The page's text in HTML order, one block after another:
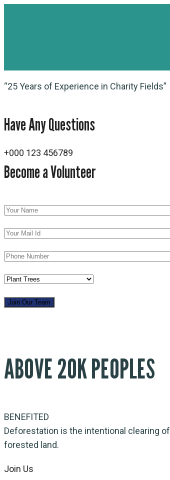
“25 Years of Experience in Charity Fields”
Have Any Questions
+000 123 456789
Become a Volunteer
ABOVE 20K PEOPLES
BENEFITED
Deforestation is the intentional clearing of
forested land.
Join Us